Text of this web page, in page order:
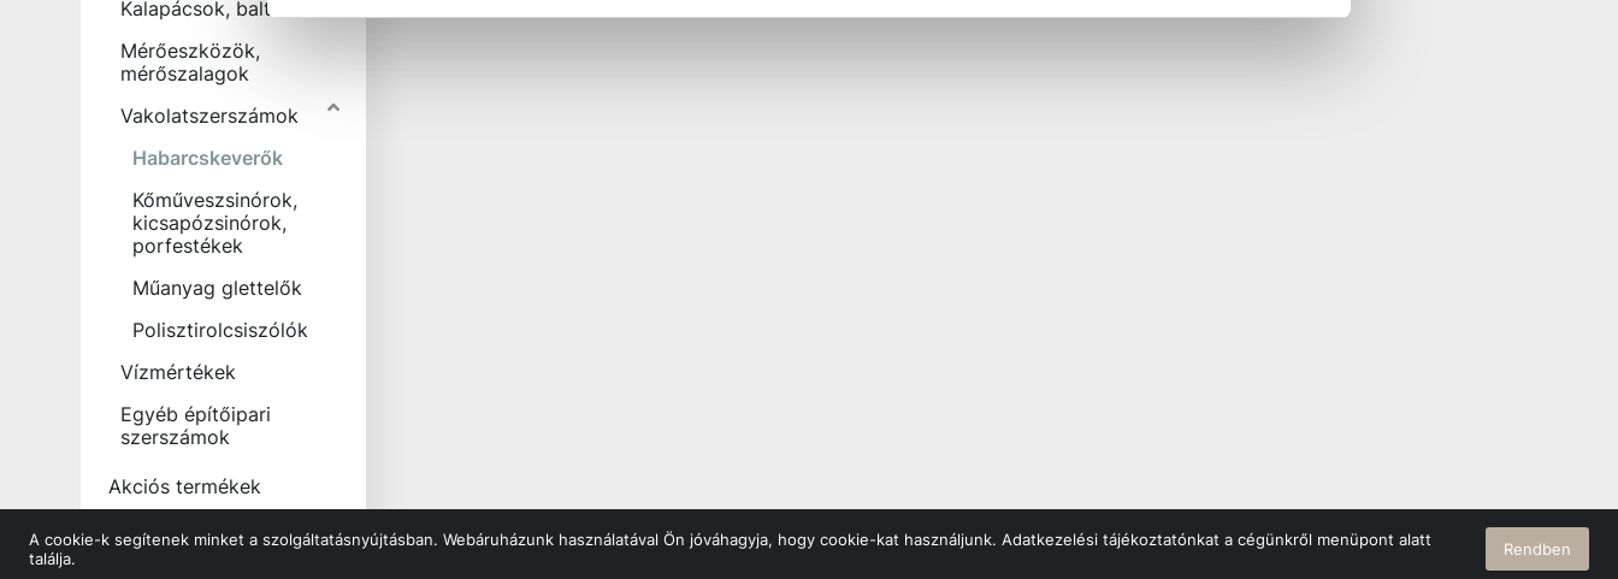
A cookie-k segítenek minket a szolgáltatásnyújtásban. Webáruházunk használatával Ön jóváhagyja, hogy cookie-kat használjunk. Adatkezelési tájékoztatónkat a cégünkről menüpont alatt
találja.
Rendben
Kalapácsok, balták
Mérőeszközök,
mérőszalagok
Vakolatszerszámok
Habarcskeverők
Kőműveszsinórok,
kicsapózsinórok,
porfestékek
Műanyag glettelők
Polisztirolcsiszólók
Vízmértékek
Egyéb építőipari
szerszámok
Akciós termékek
Outlet termékek